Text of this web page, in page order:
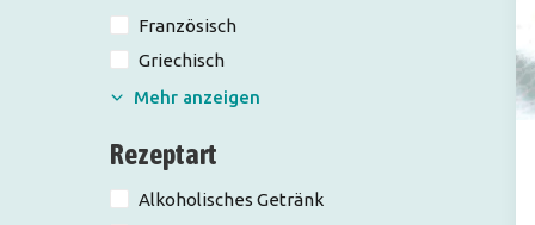
Französisch
Griechisch
Mehr anzeigen
Rezeptart
Alkoholisches Getränk